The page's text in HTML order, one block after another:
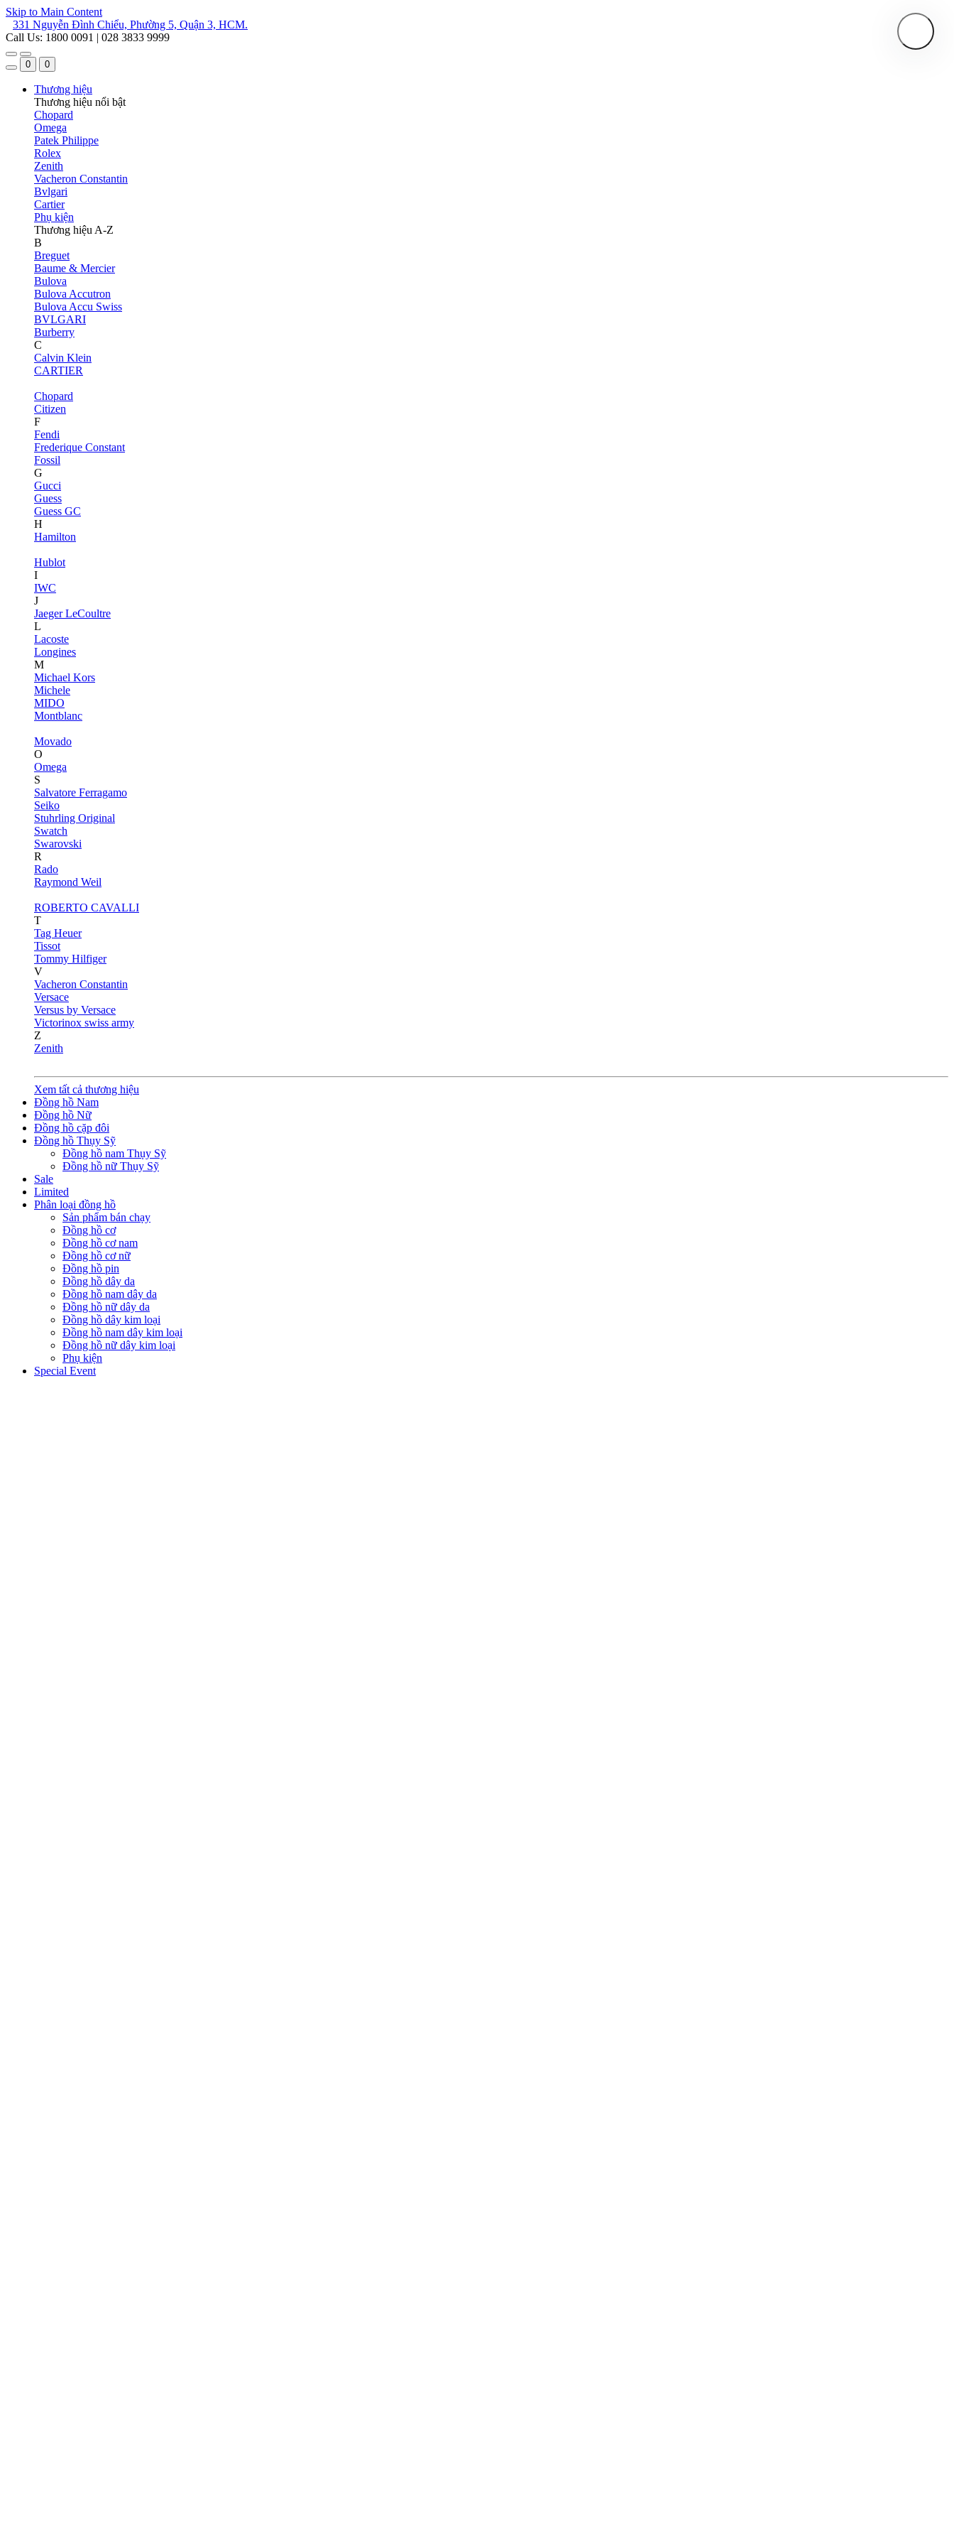
Skip to Main Content
331 Nguyễn Đình Chiểu, Phường 5, Quận 3, HCM.
Call Us: 1800 0091 | 028 3833 9999
0 0
Thương hiệu
Thương hiệu nổi bật
Chopard
Omega
Patek Philippe
Rolex
Zenith
Vacheron Constantin
Bvlgari
Cartier
Phụ kiện
Thương hiệu A-Z
B
Breguet
Baume & Mercier
Bulova
Bulova Accutron
Bulova Accu Swiss
BVLGARI
Burberry
C
Calvin Klein
CARTIER
Chopard
Citizen
F
Fendi
Frederique Constant
Fossil
G
Gucci
Guess
Guess GC
H
Hamilton
Hublot
I
IWC
J
Jaeger LeCoultre
L
Lacoste
Longines
M
Michael Kors
Michele
MIDO
Montblanc
Movado
O
Omega
S
Salvatore Ferragamo
Seiko
Stuhrling Original
Swatch
Swarovski
R
Rado
Raymond Weil
ROBERTO CAVALLI
T
Tag Heuer
Tissot
Tommy Hilfiger
V
Vacheron Constantin
Versace
Versus by Versace
Victorinox swiss army
Z
Zenith
Xem tất cả thương hiệu
Đồng hồ Nam
Đồng hồ Nữ
Đồng hồ cặp đôi
Đồng hồ Thụy Sỹ
Đồng hồ nam Thụy Sỹ
Đồng hồ nữ Thụy Sỹ
Sale
Limited
Phân loại đồng hồ
Sản phẩm bán chạy
Đồng hồ cơ
Đồng hồ cơ nam
Đồng hồ cơ nữ
Đồng hồ pin
Đồng hồ dây da
Đồng hồ nam dây da
Đồng hồ nữ dây da
Đồng hồ dây kim loại
Đồng hồ nam dây kim loại
Đồng hồ nữ dây kim loại
Phụ kiện
Special Event